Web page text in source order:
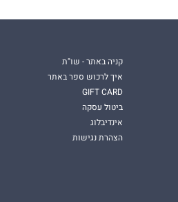
קניה באתר - שו"ת
איך לרכוש ספר באתר
GIFT CARD
ביטול עסקה
אינדיבלוג
הצהרת נגישות